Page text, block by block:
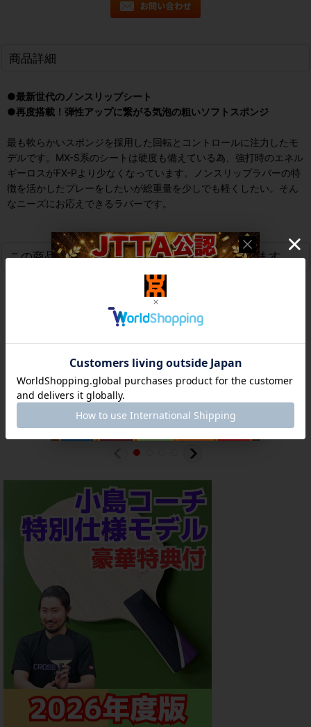
商品詳細
●最新世代のノンスリップシート
●再度搭載！弾性アップに繋がる気泡の粗いソフトスポンジ
最も軟らかいスポンジを採用した回転とコントロールに注力したモ
デルです。 MX-S系のシートは硬度も備えている為、強打時のエネル
ギーロスがFX-Pより少なくなっています。
ノンスリップラバーの特
徴を活かしたプレーをしたいが総重量を少しでも軽くしたい。そん
なニーズにお応えできるラバーです。
この商品を買った人は、こんな商品も買っています
エボリューションFX-
P[EvolutionFX-P]
5,016円(税別)
5,280円]
税込: 5,517円)
エボリューションEL-
P[EvolutionEL-P]
5,280円(税別)
(税込 : 5,808円)
エボリューションEL-
S[EvolutionEL-S]
5,280円(税別)
(税込: 5,808